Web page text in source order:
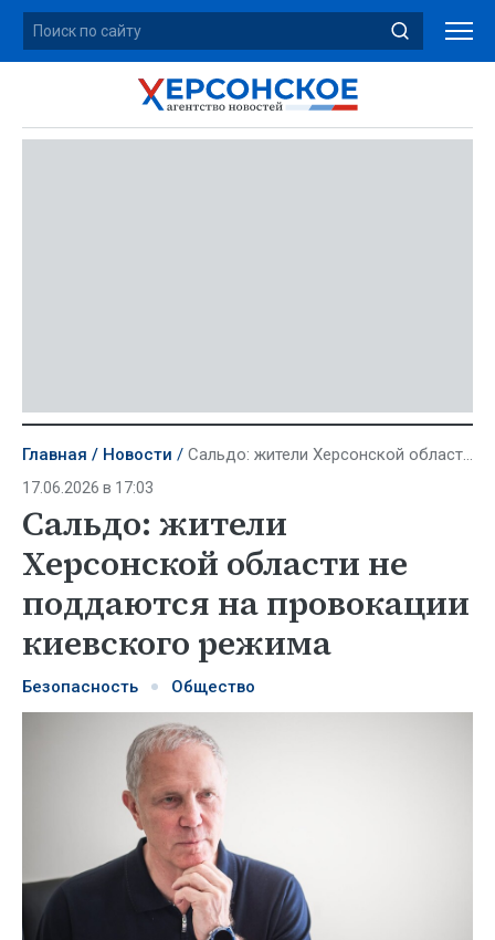
Главная Новости Сальдо: жители Херсонской области не поддаются на провокации киевского режима
17.06.2026 в 17:03
Сальдо: жители
Херсонской области не
поддаются на провокации
киевского режима
Безопасность Общество